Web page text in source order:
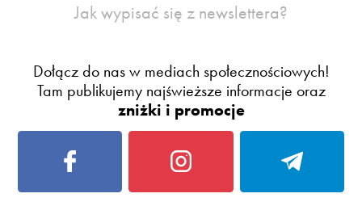
Jak wypisać się z newslettera?
Dołącz do nas w mediach społecznościowych!
Tam publikujemy najświeższe informacje oraz
zniżki i promocje